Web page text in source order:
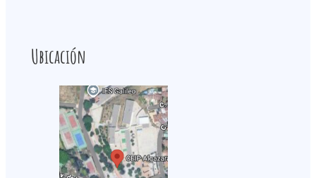
Ubicación